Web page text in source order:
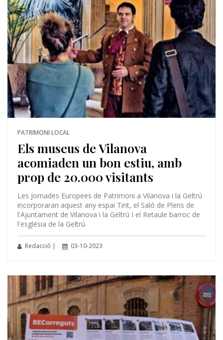
PATRIMONI LOCAL
Els museus de Vilanova
acomiaden un bon estiu, amb
prop de 20.000 visitants
Les Jornades Europees de Patrimoni a Vilanova i la Geltrú
incorporaran aquest any espai Tint, el Saló de Plens de
l'Ajuntament de Vilanova i la Geltrú I el Retaule barroc de
l'església de la Geltrú
Redacció | 03-10-2023